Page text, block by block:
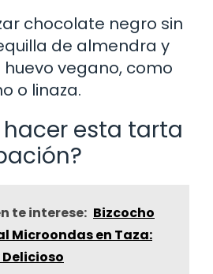
chocolate negro sin
de almendra y
vegano, como
o linaza.
hacer esta tarta
te interese: Bizcocho
Microondas en Taza: